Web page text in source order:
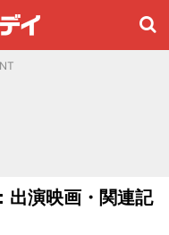
出演映画・関連記